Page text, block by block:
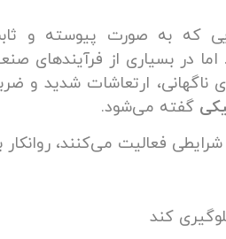
که به صورت پیوسته و
در بسیاری از فرآیندهای
ناگهانی، ارتعاشات شدید و
گفته می‌شود.
فعالیت می‌کنند، روانکار
کند